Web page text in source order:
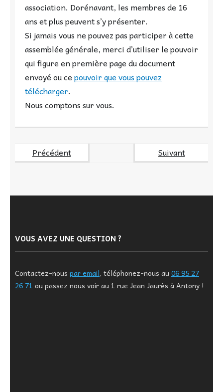
association. Dorénavant, les membres de 16
ans et plus peuvent s’y présenter.
Si jamais vous ne pouvez pas participer à cette
assemblée générale, merci d’utiliser le pouvoir
qui figure en première page du document
envoyé ou cepouvoir que vous pouvez
télécharger.
Nous comptons sur vous.
Précédent Suivant
VOUS AVEZ UNE QUESTION ?
Contactez-nous par email, téléphonez-nous au06 95 27
26 71 ou passez nous voir au 1 rue Jean Jaurès à Antony !